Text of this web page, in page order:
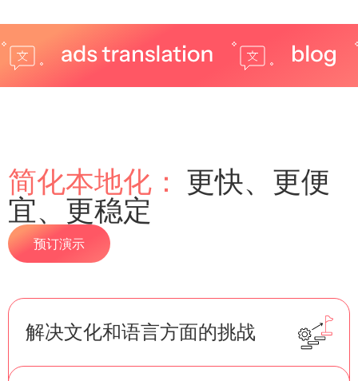
简化本地化： 更快、更便
宜、更稳定
预订演示
解决文化和语言方面的挑战